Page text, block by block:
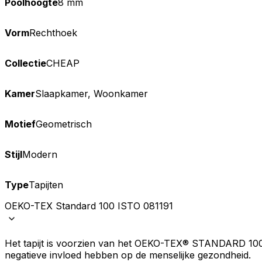
Poolhoogte8 mm
VormRechthoek
CollectieCHEAP
KamerSlaapkamer, Woonkamer
MotiefGeometrisch
StijlModern
TypeTapijten
OEKO-TEX Standard 100 ISTO 081191
Het tapijt is voorzien van het OEKO-TEX® STANDARD
negatieve invloed hebben op de menselijke gezondheid.
Cookies voor voorkeuren
verandert, zoals uw